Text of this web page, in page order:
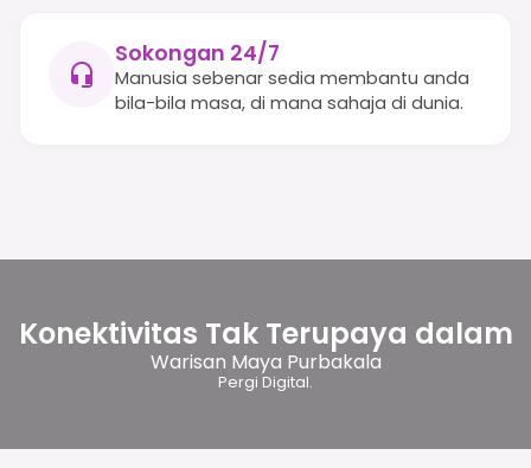
Sokongan 24/7
Manusia sebenar sedia membantu anda
bila-bila masa, di mana sahaja di dunia.
Konektivitas Tak Terupaya dalam
Warisan Maya Purbakala
Pergi Digital.